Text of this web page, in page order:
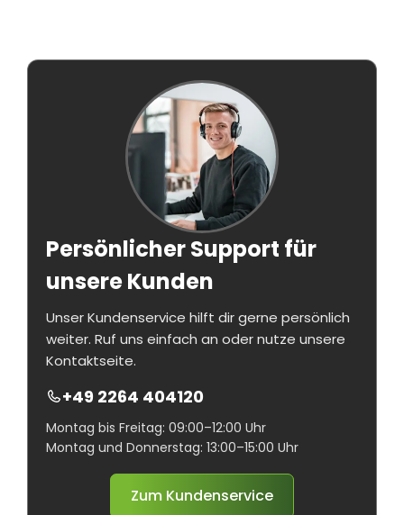
Persönlicher Support für
unsere Kunden
Unser Kundenservice hilft dir gerne persönlich
weiter. Ruf uns einfach an oder nutze unsere
Kontaktseite.
+49 2264 404120
Montag bis Freitag: 09:00–12:00 Uhr
Montag und Donnerstag: 13:00–15:00 Uhr
Zum Kundenservice